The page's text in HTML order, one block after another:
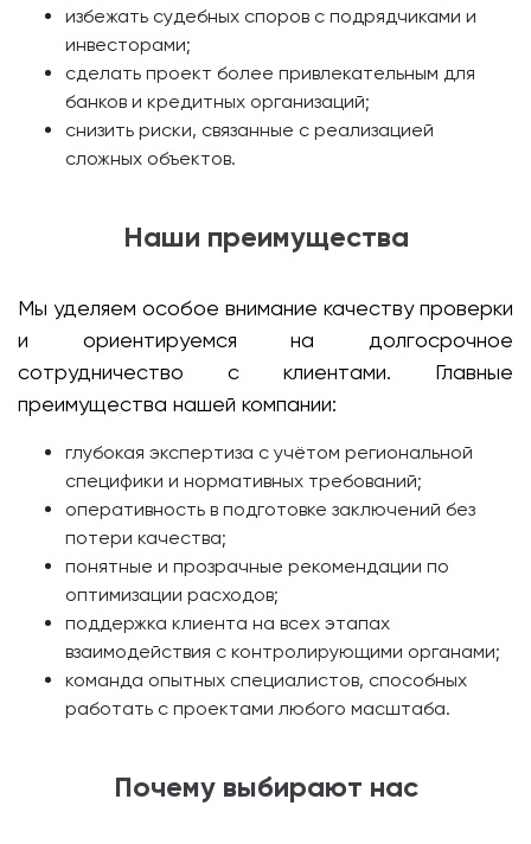
избежать судебных споров с подрядчиками и
инвесторами;
сделать проект более привлекательным для
банков и кредитных организаций;
снизить риски, связанные с реализацией
сложных объектов.
Наши преимущества
Мы уделяем особое внимание качеству проверки
и ориентируемся на долгосрочное
сотрудничество с клиентами. Главные
преимущества нашей компании:
глубокая экспертиза с учётом региональной
специфики и нормативных требований;
оперативность в подготовке заключений без
потери качества;
понятные и прозрачные рекомендации по
оптимизации расходов;
поддержка клиента на всех этапах
взаимодействия с контролирующими органами;
команда опытных специалистов, способных
работать с проектами любого масштаба.
Почему выбирают нас